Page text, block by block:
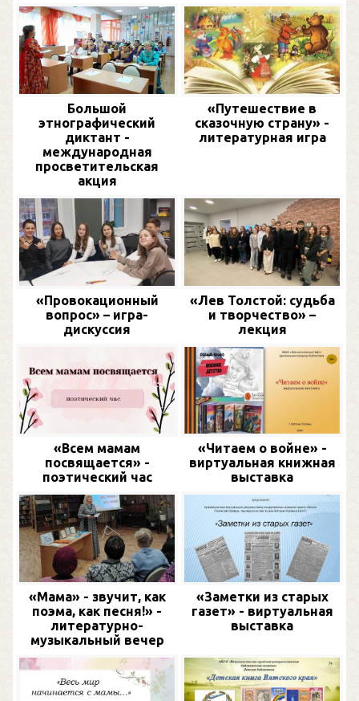
Большой
этнографический
диктант -
международная
просветительская
акция
«Путешествие в
сказочную страну» -
литературная игра
«Провокационный
вопрос» – игра-
дискуссия
«Лев Толстой: судьба
и творчество» –
лекция
«Всем мамам
посвящается» -
поэтический час
«Читаем о войне» -
виртуальная книжная
выставка
«Мама» - звучит, как
поэма, как песня!» -
литературно-
музыкальный вечер
«Заметки из старых
газет» - виртуальная
выставка